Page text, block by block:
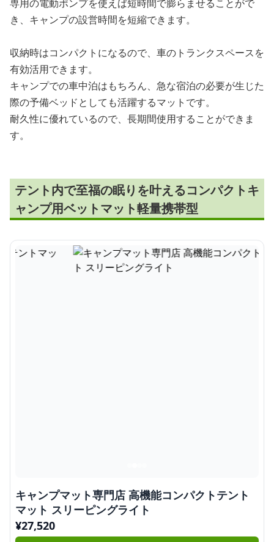
専用の電動ポンプを使えば短時間で膨らませることがで
き、キャンプの設営時間を短縮できます。
収納時はコンパクトになるので、車のトランクスペースを
有効活用できます。
キャンプでの車中泊はもちろん、急な宿泊の必要が生じた
際の予備ベッドとしても活躍するマットです。
耐久性に優れているので、長期間使用することができま
す。
テント内で至福の眠りを叶えるコンパクトキ
ャンプ用ベットマット軽量携帯型
キャンプマット専門店 高機能コンパクトテント
マット スリーピングライト
¥27,520